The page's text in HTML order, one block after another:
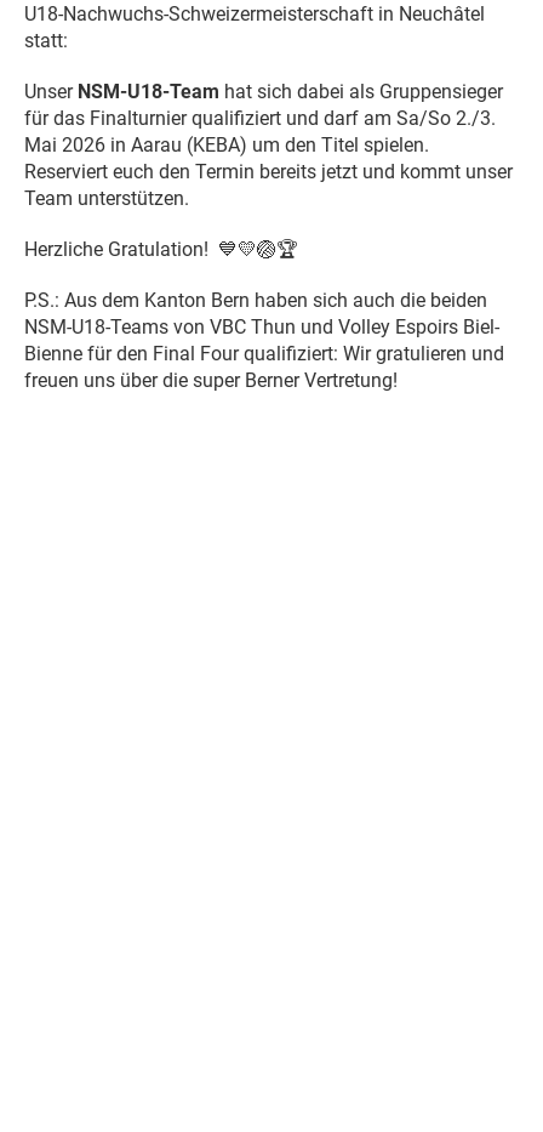
U18-Nachwuchs-Schweizermeisterschaft in Neuchâtel
statt:
Unser NSM-U18-Team hat sich dabei als Gruppensieger
für das Finalturnier qualifiziert und darf am Sa/So 2./3.
Mai 2026 in Aarau (KEBA) um den Titel spielen.
Reserviert euch den Termin bereits jetzt und kommt unser
Team unterstützen.
Herzliche Gratulation! 💙💛🏐🏆
P.S.: Aus dem Kanton Bern haben sich auch die beiden
NSM-U18-Teams von VBC Thun und Volley Espoirs Biel-
Bienne für den Final Four qualifiziert: Wir gratulieren und
freuen uns über die super Berner Vertretung!